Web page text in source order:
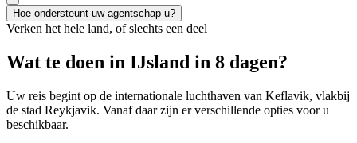
Hoe ondersteunt uw agentschap u?
Verken het hele land, of slechts een deel
Wat te doen in IJsland in 8 dagen?
Uw reis begint op de internationale luchthaven van Keflavik, vlakbij
de stad Reykjavik. Vanaf daar zijn er verschillende opties voor u
beschikbaar.